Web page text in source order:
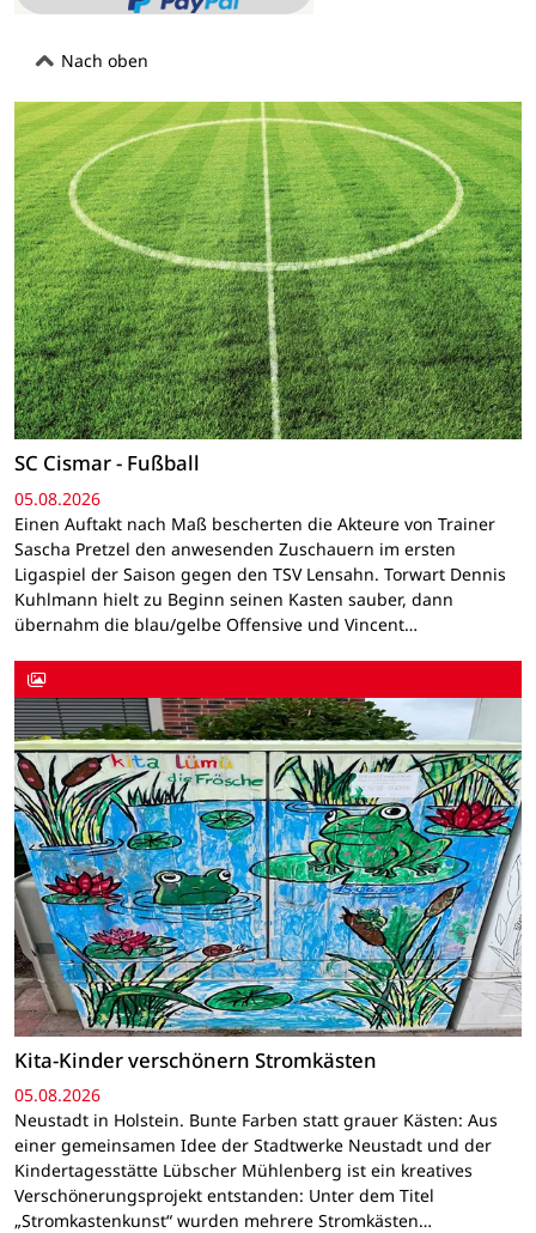
Nach oben
SC Cismar - Fußball
05.08.2026
Einen Auftakt nach Maß bescherten die Akteure von Trainer
Sascha Pretzel den anwesenden Zuschauern im ersten
Ligaspiel der Saison gegen den TSV Lensahn. Torwart Dennis
Kuhlmann hielt zu Beginn seinen Kasten sauber, dann
übernahm die blau/gelbe Offensive und Vincent…
Kita-Kinder verschönern Stromkästen
05.08.2026
Neustadt in Holstein. Bunte Farben statt grauer Kästen: Aus
einer gemeinsamen Idee der Stadtwerke Neustadt und der
Kindertagesstätte Lübscher Mühlenberg ist ein kreatives
Verschönerungsprojekt entstanden: Unter dem Titel
„Stromkastenkunst“ wurden mehrere Stromkästen…